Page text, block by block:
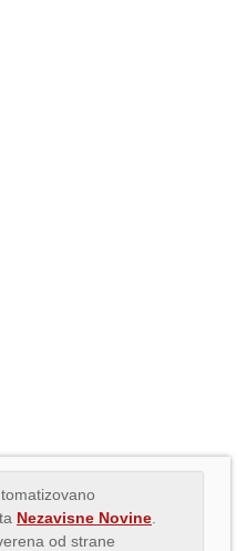
Nezavisne Novine
od strane